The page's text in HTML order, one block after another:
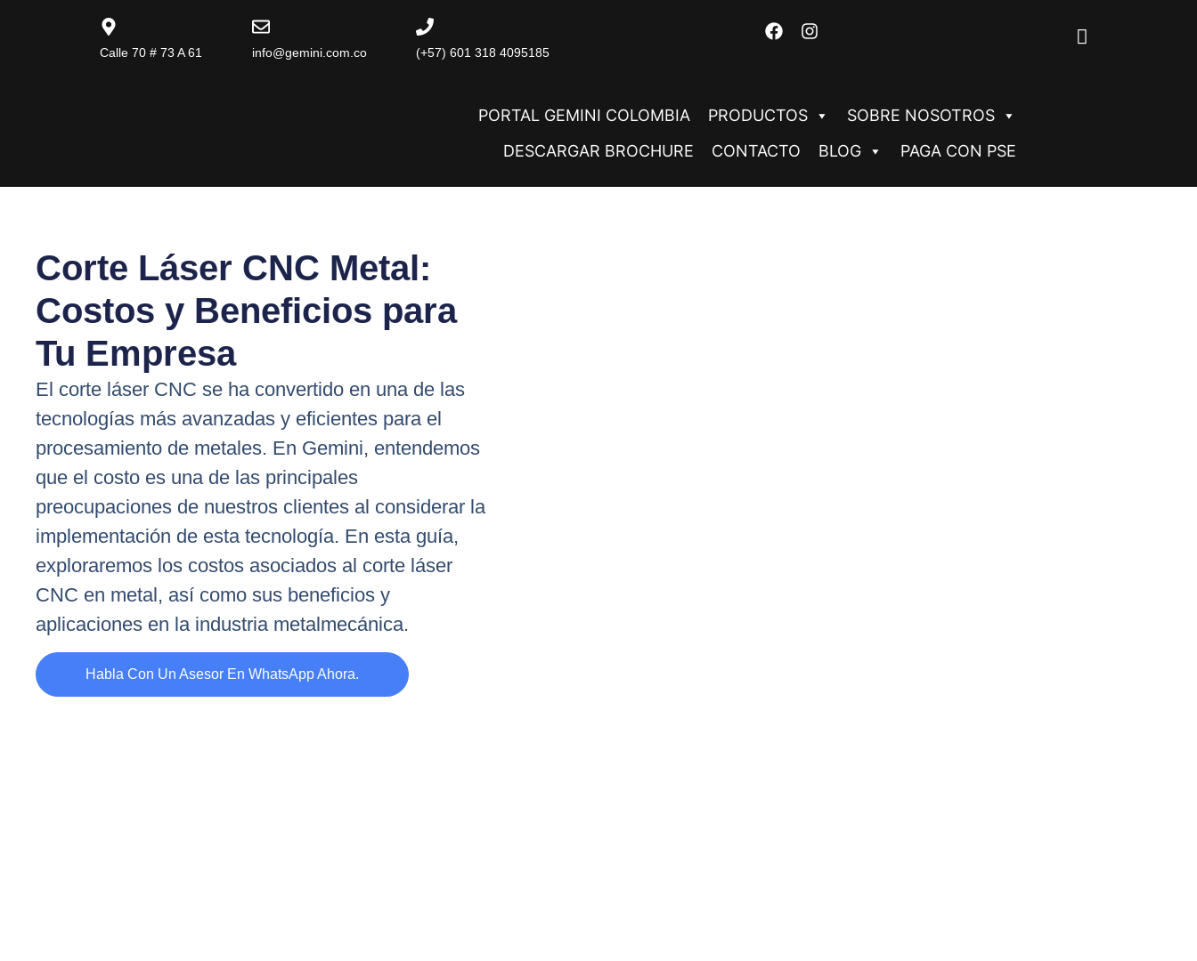
Calle 70 # 73 A 61 info@gemini.com.co (+57) 601 318 4095185
PORTAL GEMINI COLOMBIA PRODUCTOS
SOBRE NOSOTROS
DESCARGAR BROCHURE
CONTACTO BLOG PAGA CON PSE
Corte Láser CNC Metal:
Costos y Beneficios para
Tu Empresa
El corte láser CNC se ha convertido en una de las
tecnologías más avanzadas y eficientes para el
procesamiento de metales. En Gemini, entendemos
que el costo es una de las principales
preocupaciones de nuestros clientes al considerar la
implementación de esta tecnología. En esta guía,
exploraremos los costos asociados al corte láser
CNC en metal, así como sus beneficios y
aplicaciones en la industria metalmecánica.
Habla Con Un Asesor En WhatsApp Ahora.